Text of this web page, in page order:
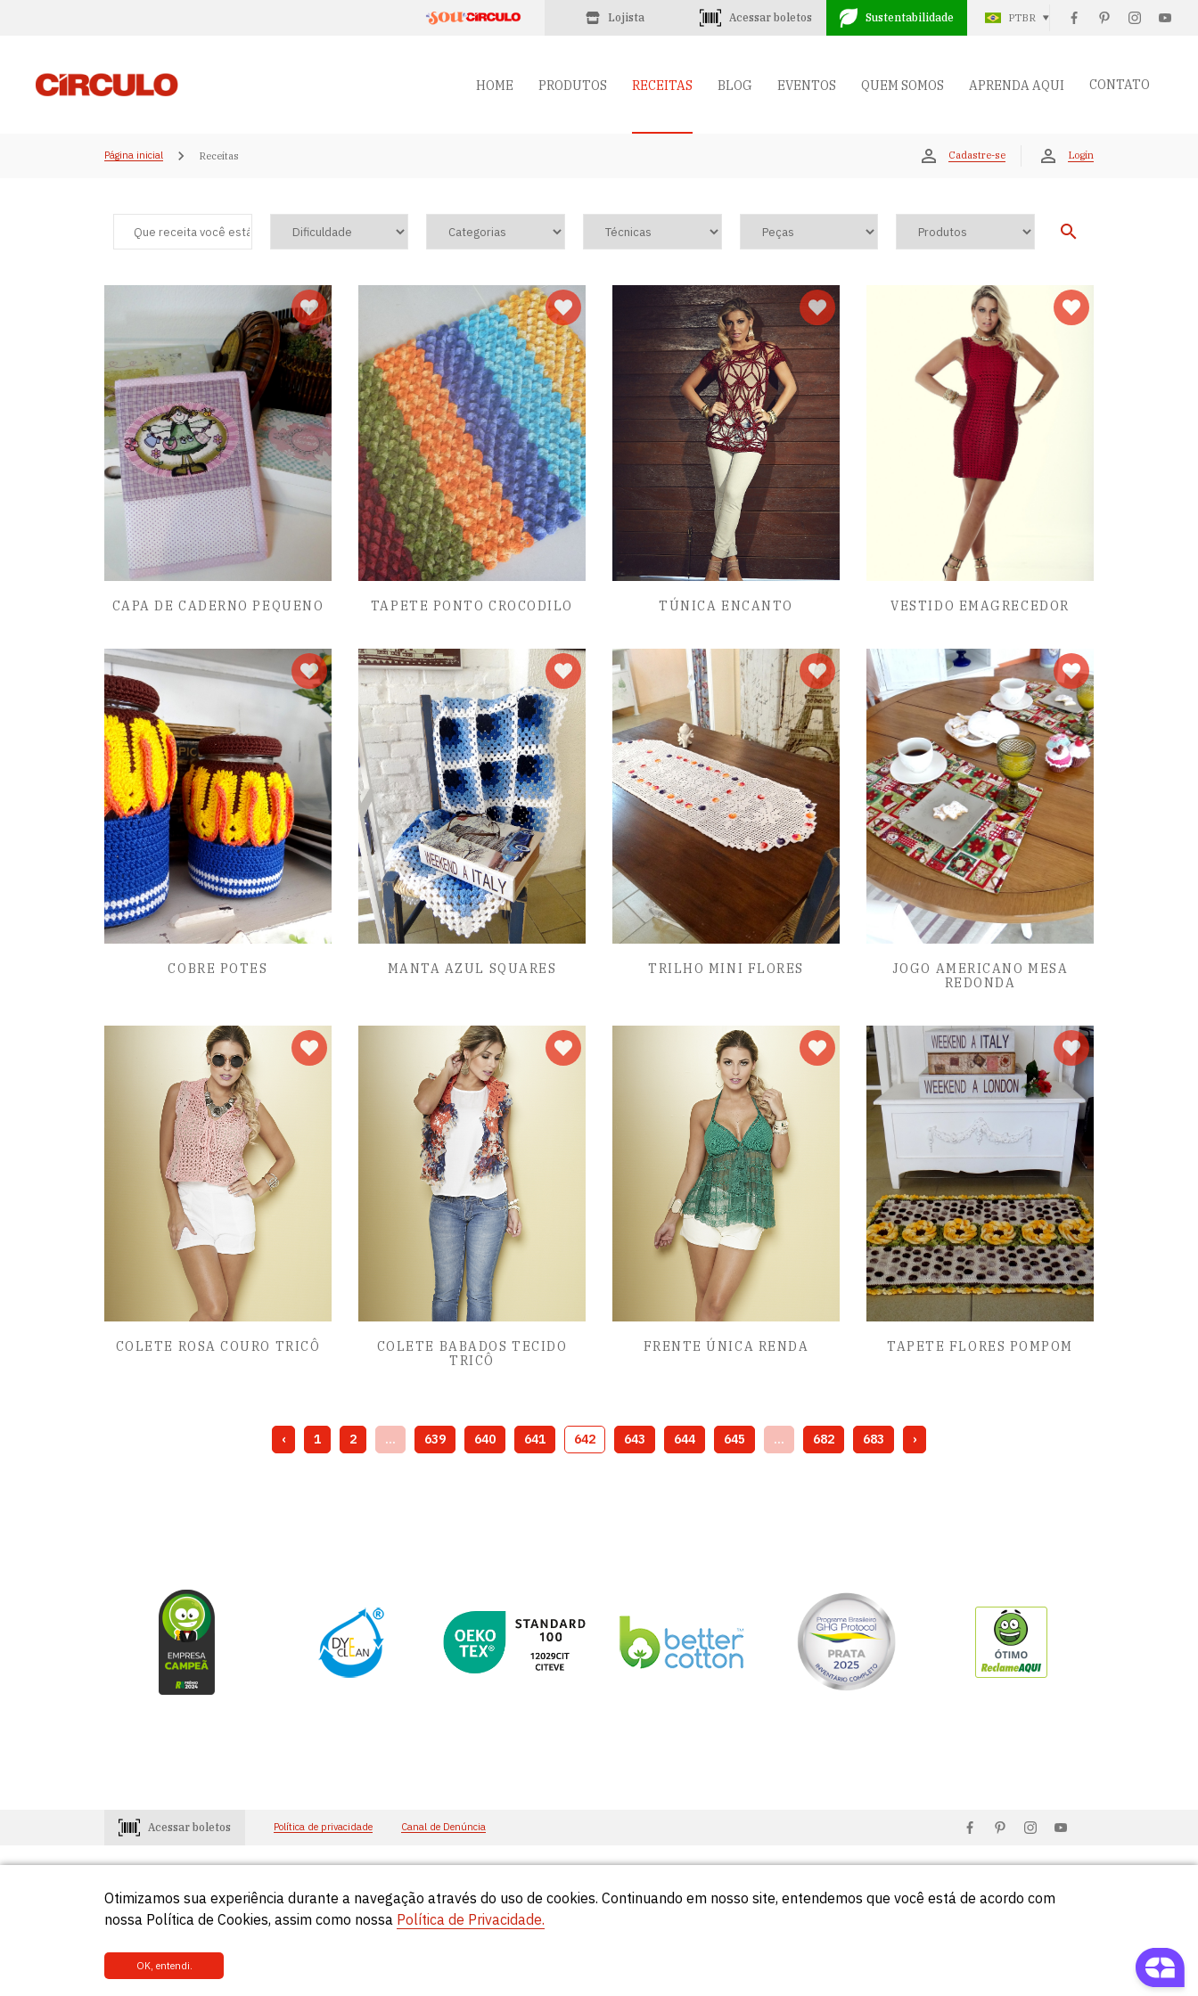
Lojista Acessar boletos Sustentabilidade PTBR
HOME PRODUTOS RECEITAS BLOG EVENTOS QUEM SOMOS APRENDA AQUI CONTATO
Página inicial Receitas Cadastre-se Login
CAPA DE CADERNO PEQUENO TAPETE PONTO CROCODILO TÚNICA ENCANTO VESTIDO EMAGRECEDOR
COBRE POTES MANTA AZUL SQUARES TRILHO MINI FLORES
JOGO AMERICANO MESA
REDONDA
COLETE ROSA COURO TRICÔ
COLETE BABADOS TECIDO
TRICÔ
FRENTE ÚNICA RENDA TAPETE FLORES POMPOM
‹ 1 2 ... 639 640 641 642 643 644 645 ... 682 683 ›
Acessar boletos Política de privacidade Canal de Denúncia
Consumidores
0800-648-2966
Lojistas
0800-648-2955 © Círculo 2026 - Todos os direitos reservados.
Otimizamos sua experiência durante a navegação através do uso de cookies. Continuando em nosso site, entendemos que você está de acordo com
nossa Política de Cookies, assim como nossa Política de Privacidade.
OK, entendi.